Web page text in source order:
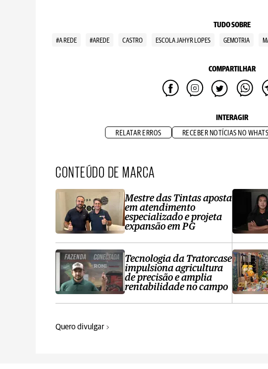
TUDO SOBRE
#A REDE #AREDE CASTRO ESCOLA JAHYR LOPES GEMOTRIA
COMPARTILHAR
INTERAGIR
RELATAR ERROS RECEBER NOTÍCIAS NO WHATS
CONTEÚDO DE MARCA
Mestre das Tintas aposta
em atendimento
especializado e projeta
expansão em PG
Tecnologia da Tratorcase
impulsiona agricultura
de precisão e amplia
rentabilidade no campo
Quero divulgar